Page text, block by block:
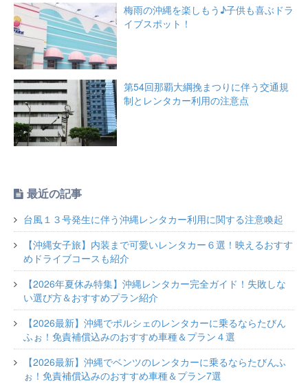
梅雨の沖縄を楽しもう♪子供も喜ぶドラ
イブスポット！
第54回那覇大綱挽まつりに伴う交通規
制とレンタカー利用の注意点
最近の記事
台風１３号発生に伴う沖縄レンタカー利用に関する注意喚起
【沖縄女子旅】内装まで可愛いレンタカー６選！映えるおすす
めドライブコースも紹介
【2026年夏休み特集】沖縄レンタカー完全ガイド！失敗しな
い選び方＆おすすめプラン紹介
【2026最新】沖縄でポルシェのレンタカーに乗るならたびん
ふぉ！免責補償込みのおすすめ車種＆プラン４選
【2026最新】沖縄でベンツのレンタカーに乗るならたびんふ
ぉ！免責補償込みのおすすめ車種＆プラン7選